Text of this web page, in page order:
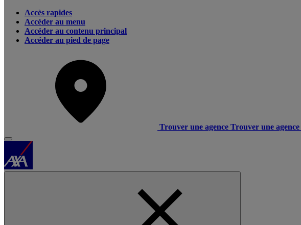
Accès rapides
Accéder au menu
Accéder au contenu principal
Accéder au pied de page
Trouver une agence Trouver une agence